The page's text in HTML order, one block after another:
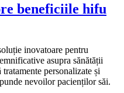
beneficiile hifu
inovatoare pentru
asupra sănătății
personalizate și
nevoilor pacienților săi.